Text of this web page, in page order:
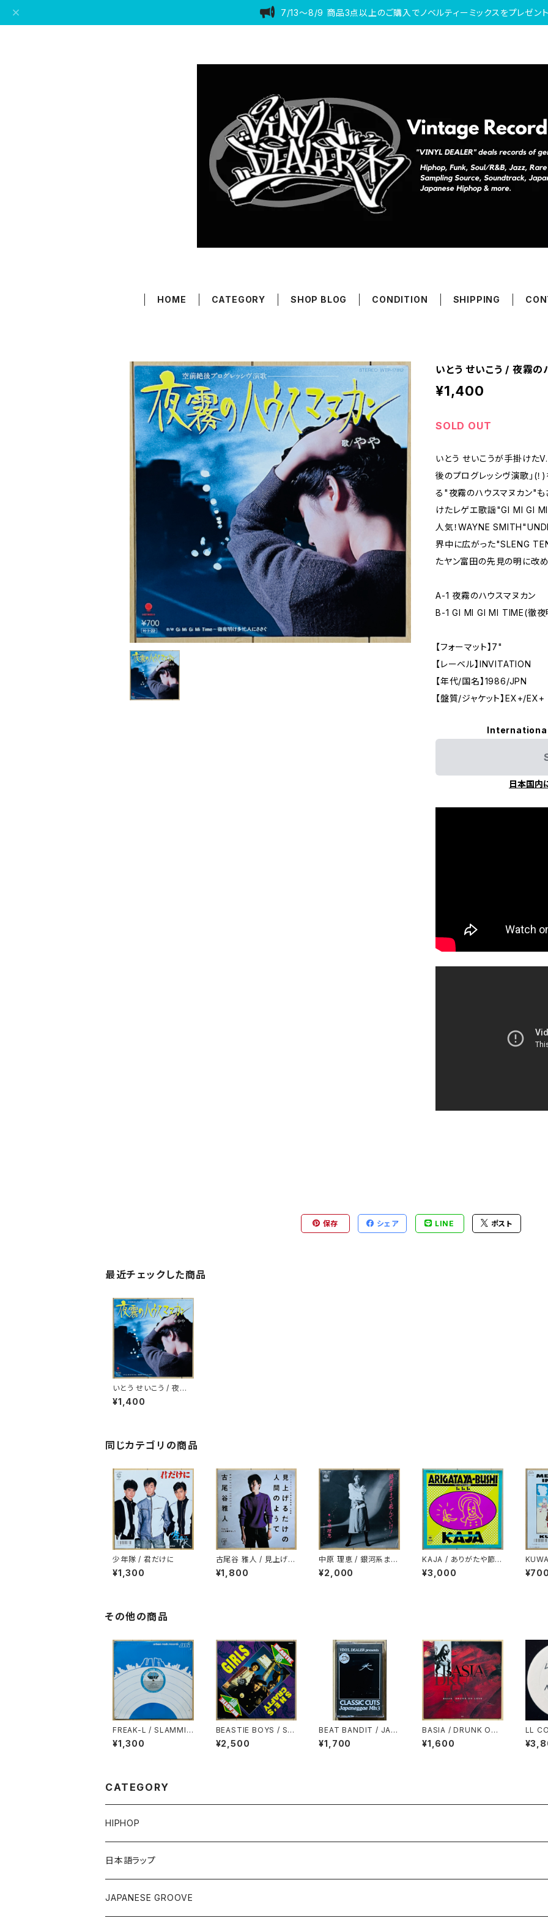
7/13〜8/9 商品3点以上のご購入でノベルティーミックスをプレゼント
HOME CATEGORY SHOP BLOG CONDITION SHIPPING
いとう せいこう / 夜霧の
¥1,400
SOLD OUT
いとう せいこうが手掛けた
後のプログレッシヴ演歌」(
る"夜霧のハウスマヌカン"も
けたレゲエ歌謡"GI MI GI
人気！WAYNE
界中に広がった"SLENG
たヤン富田の先見の明に改
A-1 夜霧のハウスマヌカン
B-1 GI MI GI MI TIME(徹夜
【フォーマット】7"
【レーベル】INVITATION
【年代/国名】1986/JPN
【盤質/ジャケット】EX+/EX+
日本国内
保存 シェア LINE ポスト
最近チェックした商品
いとう せいこう / 夜霧
のハウスマヌカン
¥1,400
同じカテゴリの商品
少年隊 / 君だけに
¥1,300
古尾谷 雅人 / 見上げる
だけの人間のようで
¥1,800
中原 理恵 / 銀河系まで
飛んでいけ！
¥2,000
KAJA / ありがたや節
(ARIGATAYA-BUSHI)
¥3,000
RRY
MER
その他の商品
FREAK-L / SLAMMI
N'
¥1,300
BEASTIE BOYS / SH
E'S CRAFTY
¥2,500
BEAT BANDIT / JAP
ANEGGAE MIX 3(CL
ASSIC CUTS)
¥1,700
BASIA / DRUNK ON
LOVE
¥1,600
LL
PLAY
CATEGORY
HIPHOP
12"/7"
80'S OLD SCHOOL
LP
日本語ラップ
12"/7"
JAPANESE GROOVE